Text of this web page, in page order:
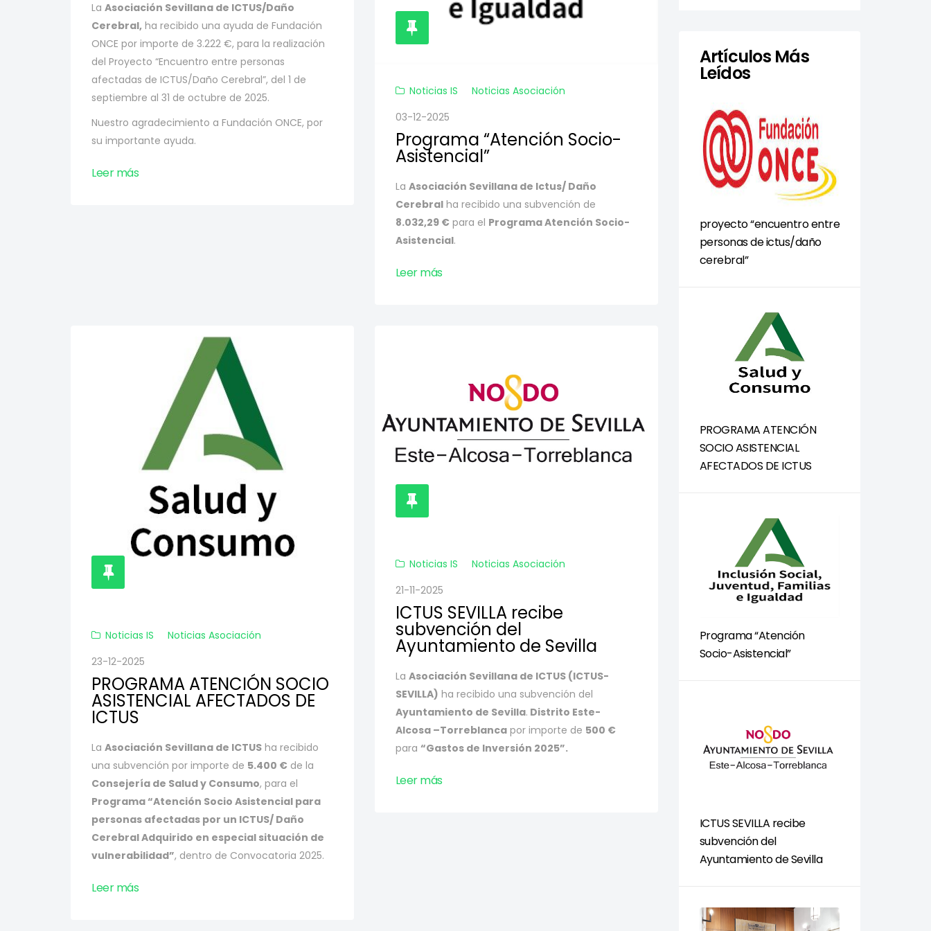
La Asociación Sevillana de ICTUS/Daño
Cerebral, ha recibido una ayuda de Fundación
ONCE por importe de 3.222 €, para la realización
del Proyecto “Encuentro entre personas
afectadas de ICTUS/Daño Cerebral”, del 1 de
septiembre al 31 de octubre de 2025.
Nuestro agradecimiento a Fundación ONCE, por
su importante ayuda.
Leer más
Noticias IS
Noticias Asociación
03-12-2025
Programa “Atención Socio-
Asistencial”
La Asociación Sevillana de Ictus/ Daño
Cerebralha recibido una subvención de
8.032,29 € para el Programa Atención Socio-
Asistencial.
Leer más
Noticias IS
Noticias Asociación
23-12-2025
PROGRAMA ATENCIÓN SOCIO
ASISTENCIAL AFECTADOS DE
ICTUS
La Asociación Sevillana de ICTUS ha recibido
una subvención por importe de 5.400 € de la
Consejería de Salud y Consumo, para el
Programa “Atención Socio Asistencial para
personas afectadas por un ICTUS/ Daño
Cerebral Adquirido en especial situación de
vulnerabilidad”, dentro de Convocatoria 2025.
Leer más
Noticias IS
Noticias Asociación
21-11-2025
ICTUS SEVILLA recibe
subvención del
Ayuntamiento de Sevilla
La Asociación Sevillana de ICTUS (ICTUS-
SEVILLA) ha recibido una subvención del
Ayuntamiento de Sevilla. Distrito Este-
Alcosa –Torreblancapor importe de 500 €
para “Gastos de Inversión 2025”.
Leer más
Artículos Más
Leídos
proyecto “encuentro entre
personas de ictus/daño
cerebral”
PROGRAMA ATENCIÓN
SOCIO ASISTENCIAL
AFECTADOS DE ICTUS
Programa “Atención
Socio-Asistencial”
ICTUS SEVILLA recibe
subvención del
Ayuntamiento de Sevilla